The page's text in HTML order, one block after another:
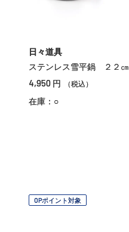
日々道具
ステンレス雪平鍋 ２２㎝
4,950 円 （税込）
在庫：○
OPポイント対象